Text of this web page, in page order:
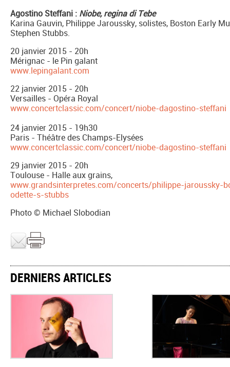
Agostino Steffani : Niobe, regina di Tebe
Karina Gauvin, Philippe Jaroussky, solistes, Boston Early
Stephen Stubbs.
20 janvier 2015 - 20h
Mérignac - le Pin galant
www.lepingalant.com
22 janvier 2015 - 20h
Versailles - Opéra Royal
www.concertclassic.com/concert/niobe-dagostino-steffani
24 janvier 2015 - 19h30
Paris - Théâtre des Champs-Elysées
www.concertclassic.com/concert/niobe-dagostino-steffani
29 janvier 2015 - 20h
Toulouse - Halle aux grains,
www.grandsinterpretes.com/concerts/philippe-
odette-s-stubbs
Photo © Michael Slobodian
DERNIERS ARTICLES